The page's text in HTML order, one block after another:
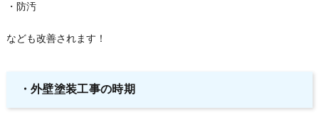
・防汚
なども改善されます！
・外壁塗装工事の時期